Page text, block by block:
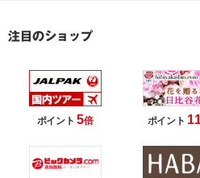
ポイント5倍 ポイント